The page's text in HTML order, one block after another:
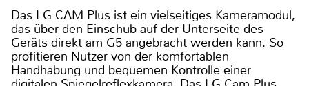
Das LG CAM Plus ist ein vielseitiges Kameramodul,
das über den Einschub auf der Unterseite des
Geräts direkt am G5 angebracht werden kann. So
profitieren Nutzer von der komfortablen
Handhabung und bequemen Kontrolle einer